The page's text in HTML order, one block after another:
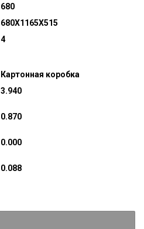
680
680X1165X515
4
Картонная коробка
3.940
0.870
0.000
0.088